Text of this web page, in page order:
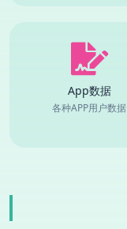
App数据
各种APP用户数据